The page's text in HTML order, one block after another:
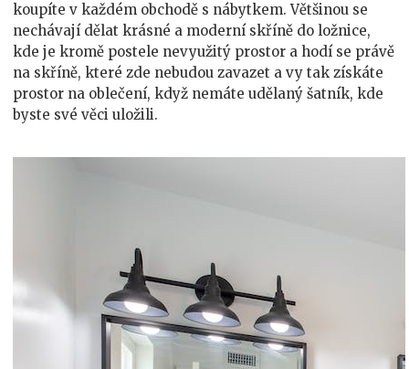
koupíte v každém obchodě s nábytkem. Většinou se
nechávají dělat krásné a moderní skříně do ložnice,
kde je kromě postele nevyužitý prostor a hodí se právě
na skříně, které zde nebudou zavazet a vy tak získáte
prostor na oblečení, když nemáte udělaný šatník, kde
byste své věci uložili.